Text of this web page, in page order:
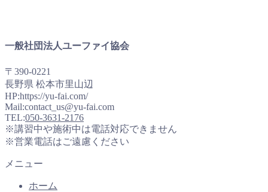
一般社団法人ユーファイ協会
〒390-0221
長野県 松本市里山辺
HP:https://yu-fai.com/
Mail:contact_us@yu-fai.com
TEL:050-3631-2176
※講習中や施術中は電話対応できません
※営業電話はご遠慮ください
メニュー
ホーム